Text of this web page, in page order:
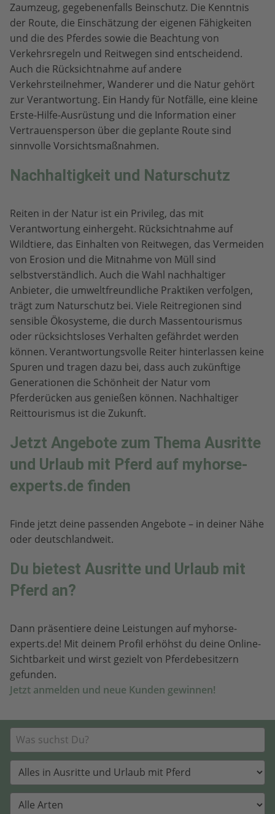
Zaumzeug, gegebenenfalls Beinschutz. Die Kenntnis
der Route, die Einschätzung der eigenen Fähigkeiten
und die des Pferdes sowie die Beachtung von
Verkehrsregeln und Reitwegen sind entscheidend.
Auch die Rücksichtnahme auf andere
Verkehrsteilnehmer, Wanderer und die Natur gehört
zur Verantwortung. Ein Handy für Notfälle, eine kleine
Erste-Hilfe-Ausrüstung und die Information einer
Vertrauensperson über die geplante Route sind
sinnvolle Vorsichtsmaßnahmen.
Nachhaltigkeit und Naturschutz
Reiten in der Natur ist ein Privileg, das mit
Verantwortung einhergeht. Rücksichtnahme auf
Wildtiere, das Einhalten von Reitwegen, das Vermeiden
von Erosion und die Mitnahme von Müll sind
selbstverständlich. Auch die Wahl nachhaltiger
Anbieter, die umweltfreundliche Praktiken verfolgen,
trägt zum Naturschutz bei. Viele Reitregionen sind
sensible Ökosysteme, die durch Massentourismus
oder rücksichtsloses Verhalten gefährdet werden
können. Verantwortungsvolle Reiter hinterlassen keine
Spuren und tragen dazu bei, dass auch zukünftige
Generationen die Schönheit der Natur vom
Pferderücken aus genießen können. Nachhaltiger
Reittourismus ist die Zukunft.
Jetzt Angebote zum Thema Ausritte
und Urlaub mit Pferd auf myhorse-
experts.de finden
Finde jetzt deine passenden Angebote – in deiner Nähe
oder deutschlandweit.
Du bietest Ausritte und Urlaub mit
Pferd an?
Dann präsentiere deine Leistungen auf myhorse-
experts.de! Mit deinem Profil erhöhst du deine Online-
Sichtbarkeit und wirst gezielt von Pferdebesitzern
gefunden.
Jetzt anmelden und neue Kunden gewinnen!